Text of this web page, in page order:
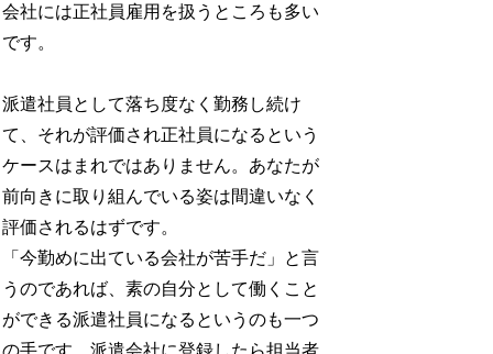
会社には正社員雇用を扱うところも多い
です。
派遣社員として落ち度なく勤務し続け
て、それが評価され正社員になるという
ケースはまれではありません。あなたが
前向きに取り組んでいる姿は間違いなく
評価されるはずです。
「今勤めに出ている会社が苦手だ」と言
うのであれば、素の自分として働くこと
ができる派遣社員になるというのも一つ